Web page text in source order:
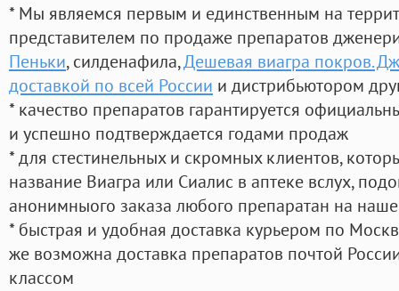
* Мы являемся первым и единственным на
представителем по продаже препаратов
Пеньки, силденафила,Дешевая виагра покров.
доставкой по всей России и дистрибьютором
* качество препаратов гарантируется
и успешно подтверждается годами продаж
* для стестинельных и скромных клиентов,
название Виагра или Сиалис в аптеке вслух,
анонимныого заказа любого препаратан на
* быстрая и удобная доставка курьером по
же возможна доставка препаратов почтой
классом